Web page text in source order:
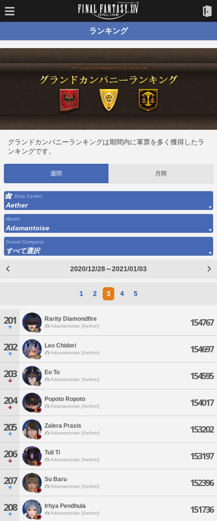
ランキング
グランドカンパニーランキングは期間内に軍票を多く獲得したラ
ンキングです。
週間 月間
Data Center
Aether
World
Adamantoise
Grand Company
すべて選択
2020/12/28～2021/01/03
1 2 3 4 5
201 Rarity Diamondfire
Adamantoise [Aether] 154767
202 Leo Chidori
Adamantoise [Aether] 154697
203 Eo To
Adamantoise [Aether] 154595
204 Popoto Ropoto
Adamantoise [Aether] 154017
205 Zalera Praxis
Adamantoise [Aether] 153202
206 Tuli Ti
Adamantoise [Aether] 153197
207 Su Baru
Adamantoise [Aether] 152396
208 Irhya Pendhula
Adamantoise [Aether] 151736